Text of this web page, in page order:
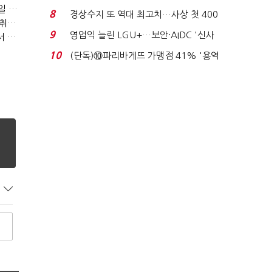
[이토마토] 수급이 움직이는 자리에서 기회를 포착하다, 김형일 전문가 투자클럽
[이토마토] 김봉만 전문가 3월 정책 테마주 및 제약 바이오 선취매 전략 아카데미 3/5(목) 2부 진행
[이토마토] 상위 1%의 투자전략, 김근우 전문가 투자클럽에서 확인하세요
이스피싱 공시 ...
8
경상수지 또 역대 최고치…사상 첫 400
억달러에 '3% 성...
9
영업익 늘린 LGU+…보안·AIDC '신사
업 드라이브'...
10
(단독)⑩파리바게뜨 가맹점 41% '용역